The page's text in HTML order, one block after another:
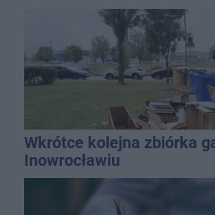
Wkrótce kolejna zbiórka
Inowrocławiu